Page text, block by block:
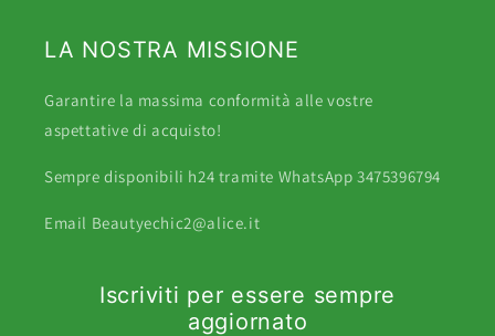
LA NOSTRA MISSIONE
Garantire la massima conformità alle vostre
aspettative di acquisto!
Sempre disponibili h24 tramite WhatsApp 3475396794
Email Beautyechic2@alice.it
Iscriviti per essere sempre
aggiornato